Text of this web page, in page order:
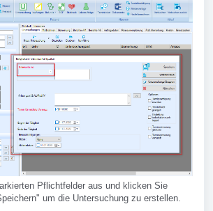
Pflichtfelder aus und klicken Sie
um die Untersuchung zu erstellen.